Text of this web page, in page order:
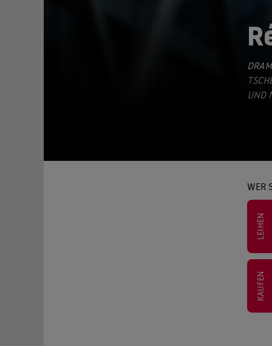
ND
WER
LEIHEN
KAUFEN